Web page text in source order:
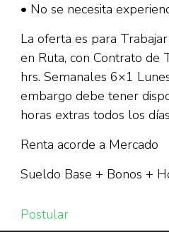
• No se necesita
La oferta es para
en Ruta, con Contrato
hrs. Semanales 6×1
embargo debe tener
horas extras todos los
Renta acorde a Mercado
Sueldo Base + Bonos +
Postular